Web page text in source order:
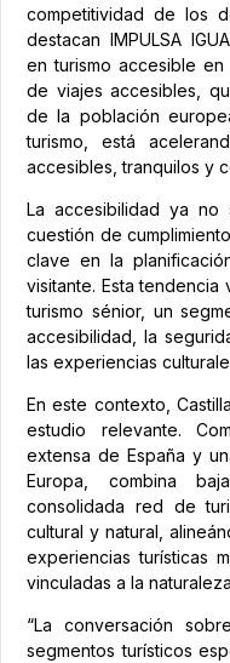
competitividad de los
destacan IMPULSA
en turismo accesible en
de viajes accesibles,
de la población
turismo, está
accesibles, tranquilos y
La accesibilidad ya no
cuestión de
clave en la
visitante. Esta
turismo sénior, un
accesibilidad, la
las experiencias
En este contexto,
estudio relevante.
extensa de España y
Europa, combina
consolidada red de
cultural y natural,
experiencias turísticas
vinculadas a la
“La conversación
segmentos turísticos